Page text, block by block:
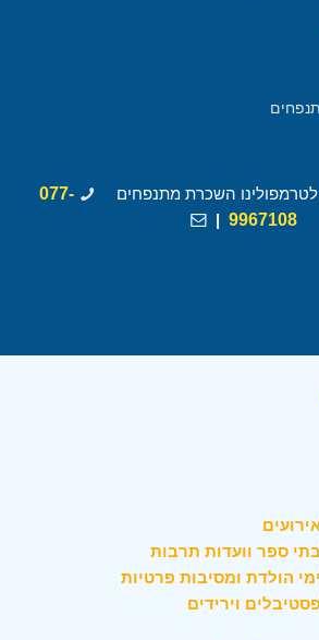
לטרמפולינו השכרת מתנפחים
077-
9967108
|
ספר וועדות תרבות
הולדת ומסיבות פרטיות
וירידים